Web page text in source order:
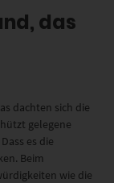
das
dachten sich die
gelegene
es die
Beim
wie die